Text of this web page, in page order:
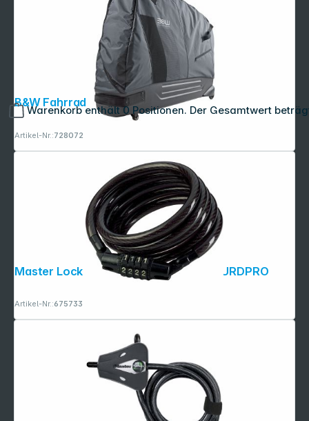
Warenkorb enthält 0 Positionen. Der Gesamtwert
B&W Fahrradtasche 2.0
Artikel-Nr.:728072
Master Lock Spiralkabel 120cm 8143EURDPRO
Artikel-Nr.:675733
Copyright © 2001 - 2026 dexxIT. Alle Rechte vorbehalten.